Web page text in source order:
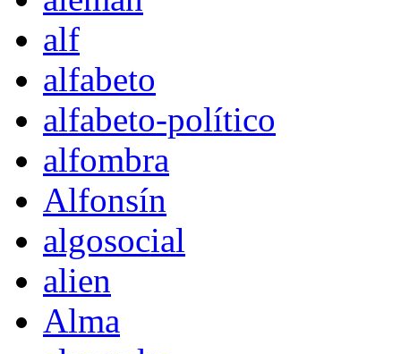
alf
alfabeto
alfabeto-político
alfombra
Alfonsín
algosocial
alien
Alma